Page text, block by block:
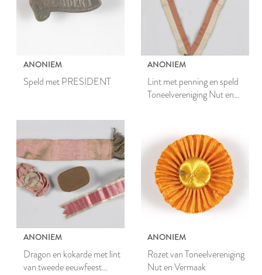
ANONIEM
Speld met PRESIDENT
ANONIEM
Lint met penning en speld
Toneelvereniging Nut en
ANONIEM
Dragon en kokarde met lint
van tweede eeuwfeest
ANONIEM
Rozet van Toneelvereniging
Nut en Vermaak